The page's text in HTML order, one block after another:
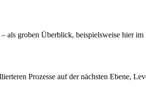
als groben Überblick, beispielsweise hier im
Prozesse auf der nächsten Ebene,